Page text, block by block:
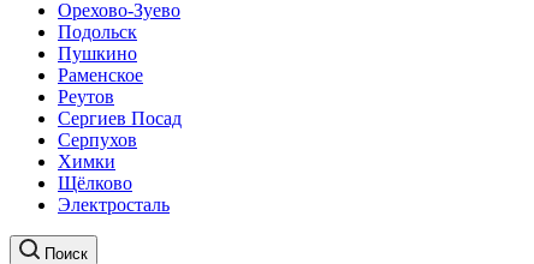
Орехово-Зуево
Подольск
Пушкино
Раменское
Реутов
Сергиев Посад
Серпухов
Химки
Щёлково
Электросталь
Поиск